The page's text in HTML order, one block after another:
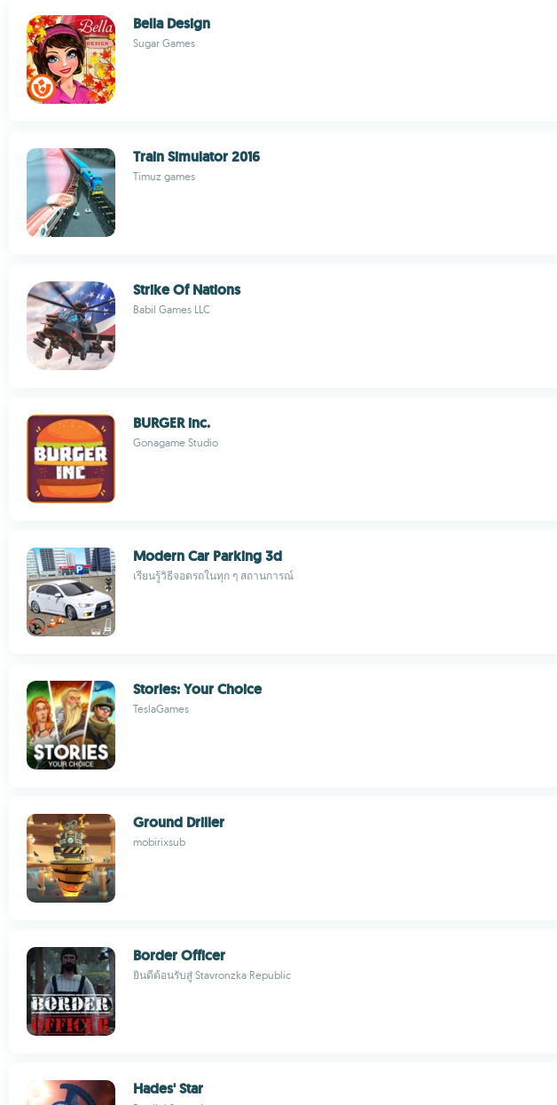
Bella Design
Sugar Games
Train Simulator 2016
Timuz games
Strike Of Nations
Babil Games LLC
BURGER inc.
Gonagame Studio
Modern Car Parking 3d
เรียนรู้วิธีจอดรถในทุก ๆ สถานการณ์
Stories: Your Choice
TeslaGames
Ground Driller
mobirixsub
Border Officer
ยินดีต้อนรับสู่ Stavronzka Republic
Hades' Star